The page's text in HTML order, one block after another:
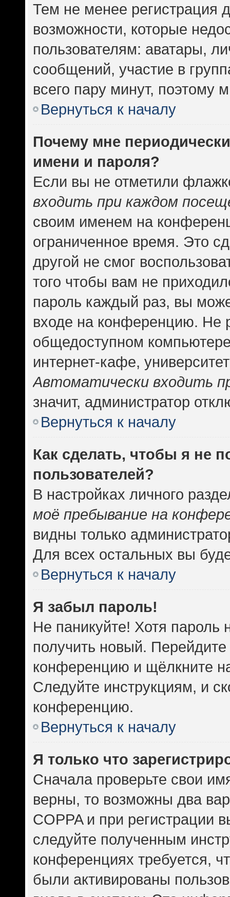
Тем не менее регистрация
возможности, которые
пользователям: аватары,
сообщений, участие в
всего пару минут, поэтому
Вернуться к началу
Почему мне
имени и пароля?
Если вы не отметили
входить при каждом
своим именем на
ограниченное время. Это
другой не смог
того чтобы вам не
пароль каждый раз, вы
входе на конференцию. Не
общедоступном
интернет-кафе,
Автоматически входить
значит, администратор
Вернуться к началу
Как сделать, чтобы я не
пользователей?
В настройках личного
моё пребывание на
видны только
Для всех остальных вы
Вернуться к началу
Я забыл пароль!
Не паникуйте! Хотя пароль
получить новый.
конференцию и щёлкните
Следуйте инструкциям, и
конференцию.
Вернуться к началу
Я только что
Сначала проверьте свои
верны, то возможны два
COPPA и при регистрации
следуйте полученным
конференциях требуется,
были активированы